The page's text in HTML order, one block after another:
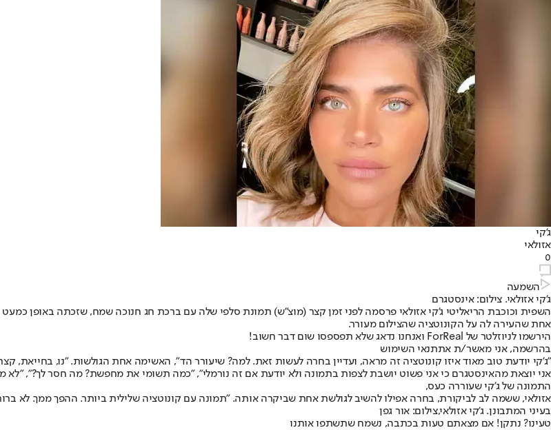
ג'קי
אזולאי
0
השמעה
ג'קי אזולאי. צילום: אינסטגרם
השפית וכוכבת הריאליטי ג'קי אזולאי פרסמה לפני זמן קצר (מוצ"ש) תמונת סלפי שלה עם ברכת חג חנוכה שמח, שזכתה באופן
אחת שהעירה לה על הקונוטציה שהצילום מעורר.
הירשמו לניוזלטר של ForReal ואנחנו נדאג שלא תפספסו שום דבר חשוב!
בהרשמה, אני מאשר/ת אתתנאי השימוש
"ג'קי יודעת טוב מאוד איזו קונוטציה זה מראה, ועדיין בחרה לעשות זאת. למה? שיעורר הד", האשימה אחת הגולשות. "נו, בחייאת,
אני יוצאת מהאינסטגרם כי אני פשוט יושבת לצפות בתמונה ולא יודעת אם זה נורמלי", "כמה תשומי את מחפשת? מה חסר לך?", "לא
התמונה של ג'קי שעוררה כעס,
אזולאי, ששמה לב לביקורת, בחרה אפילו להשיב לגולשת אחת שביקרה אותה. "תמונה עם קונוטציה שלילית ביותר. ההפך ממך. לא
בעיני המתבונן. ג'קי אזולאי,צילום: אור גפן
טעינו? נתקן! אם מצאתם טעות בכתבה, נשמח שתשתפו אותנו